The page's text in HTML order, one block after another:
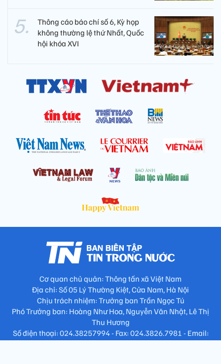
Thông cáo báo chí số 6, Kỳ họp
không thường lệ thứ Nhất, Quốc
hội khóa XVI
Cơ quan chủ quản: Thông tấn xã Việt Nam
Địa chỉ: Số 05 Lý Thường Kiệt, Cửa Nam, Hà Nội
Chịu trách nhiệm: Trưởng ban Trần Ngọc Tú
Phó Trưởng ban: Hoàng Như Hoa, Nguyễn Văn Nhật, Lê Thị
Thu Hương
Số điện thoại: 024.38257994 - Fax: 024.3826.7981 - Email:
tap.phongbien@gmail.com